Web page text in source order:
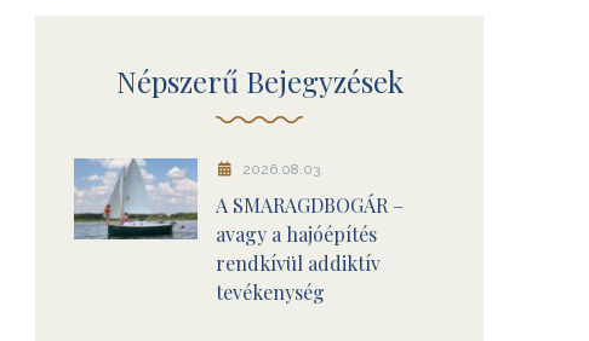
Népszerű Bejegyzések
2026.08.03.
A SMARAGDBOGÁR –
avagy a hajóépítés
rendkívül addiktív
tevékenység